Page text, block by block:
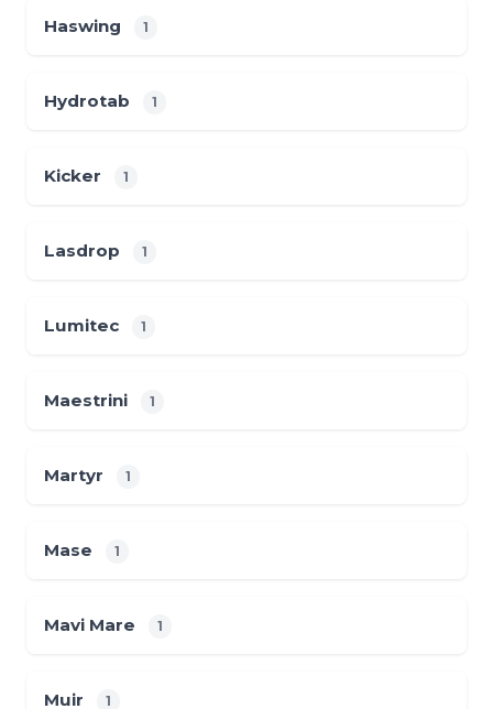
Haswing 1
Hydrotab 1
Kicker 1
Lasdrop 1
Lumitec 1
Maestrini 1
Martyr 1
Mase 1
Mavi Mare 1
Muir 1